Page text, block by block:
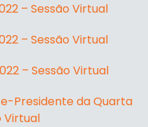
– Sessão Virtual
– Sessão Virtual
– Sessão Virtual
Presidente da Quarta
Virtual